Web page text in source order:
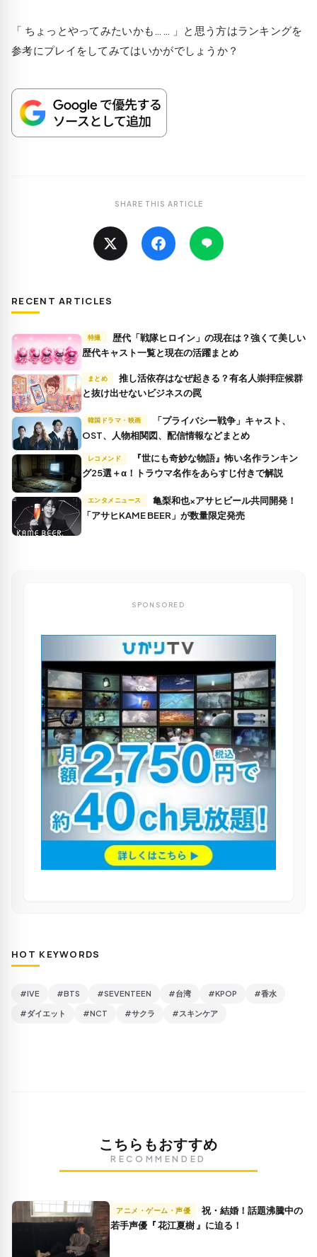
「 ちょっとやってみたいかも…… 」と思う方はランキングを
参考にプレイをしてみてはいかがでしょうか？
SHARE THIS ARTICLE
RECENT ARTICLES
特撮
歴代キャスト一覧と現在の活躍まとめ
まとめ
推し活依存はなぜ起きる？有名人崇拝症候群
と抜け出せないビジネスの罠
韓国ドラマ・映画
OST、人物相関図、配信情報などまとめ
レコメンド
グ25選＋α！トラウマ名作をあらすじ付きで解説
エンタメニュース
「アサヒKAME BEER」が数量限定発売
SPONSORED
HOT KEYWORDS
#IVE #BTS #SEVENTEEN #台湾 #KPOP #香水
#ダイエット #NCT #サクラ #スキンケア
こちらもおすすめ
RECOMMENDED
アニメ・ゲーム・声優
若手声優『 花江夏樹 』に迫る！